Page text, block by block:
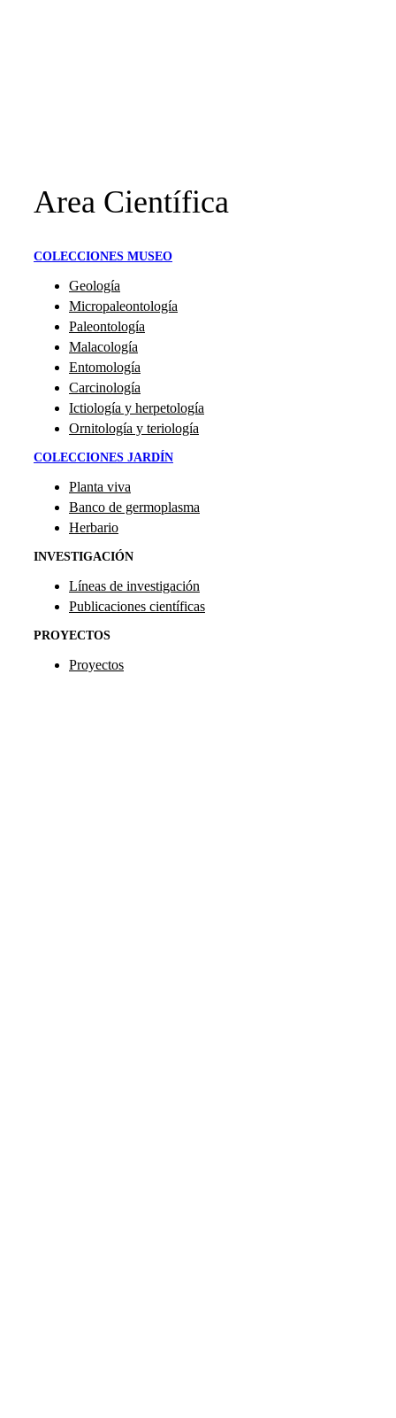
Area Científica
COLECCIONES MUSEO
Geología
Micropaleontología
Paleontología
Malacología
Entomología
Carcinología
Ictiología y herpetología
Ornitología y teriología
COLECCIONES JARDÍN
Planta viva
Banco de germoplasma
Herbario
INVESTIGACIÓN
Líneas de investigación
Publicaciones científicas
PROYECTOS
Proyectos